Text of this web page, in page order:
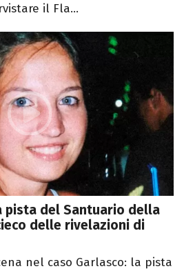
il Fla...
pista del Santuario della
delle rivelazioni di
nel caso Garlasco: la pista